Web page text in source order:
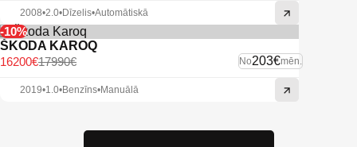
2008•2.0•Dīzelis•Automātiskā
-10%
ŠKODA KAROQ
No203€mēn.
17990€
16200€
2019•1.0•Benzīns•Manuālā